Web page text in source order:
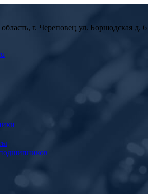
г. Череповец ул. Боршодская д. 6